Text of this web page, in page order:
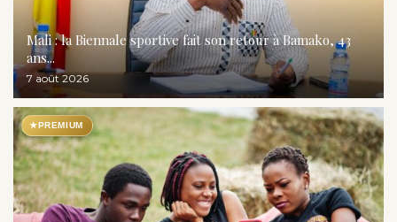
Mali : la Biennale sportive fait son retour à Bamako, 43
ans...
7 août 2026
★ PREMIUM